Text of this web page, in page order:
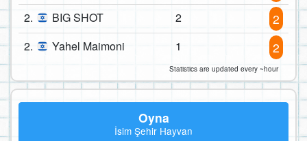
2. BIG SHOT 2 2
2. Yahel Maimoni 1 2
Statistics are updated every ~hour
Oyna
İsim Şehir Hayvan